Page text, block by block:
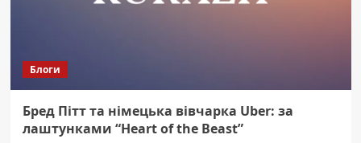
Блоги
Бред Пітт та німецька вівчарка Uber: за
лаштунками “Heart of the Beast”